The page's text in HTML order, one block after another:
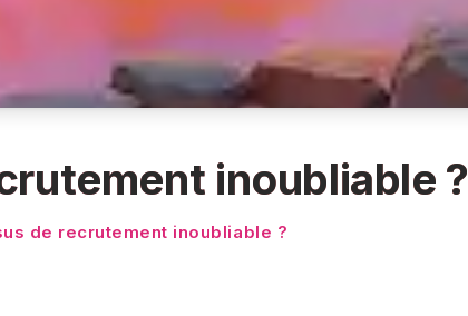
inoubliable ?
de recrutement inoubliable ?